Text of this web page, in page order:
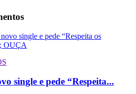
single e pede “Respeita...